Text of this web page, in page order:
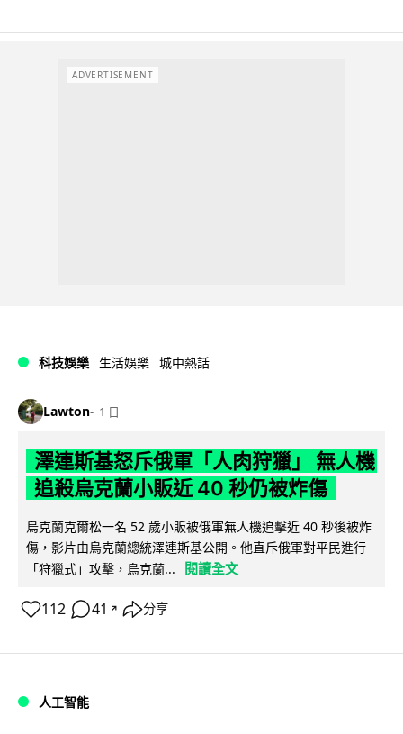
ADVERTISEMENT
科技娛樂 生活娛樂 城中熱話
Lawton 1 日
澤連斯基怒斥俄軍「人肉狩獵」 無人機
追殺烏克蘭小販近 40 秒仍被炸傷
烏克蘭克爾松一名 52 歲小販被俄軍無人機追擊近 40 秒後被炸
傷，影片由烏克蘭總統澤連斯基公開。他直斥俄軍對平民進行
「狩獵式」攻擊，烏克蘭...
閱讀全文
112 41 ↗ 分享
人工智能